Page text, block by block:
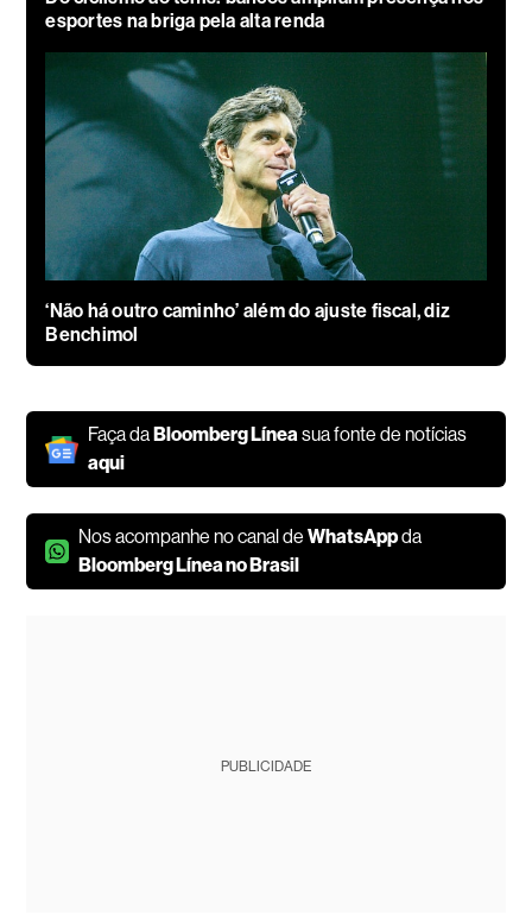
esportes na briga pela alta renda
‘Não há outro caminho’ além do ajuste fiscal, diz
Benchimol
Faça da Bloomberg Líneasua fonte de notícias
aqui
Nos acompanhe no canal deWhatsAppda
Bloomberg Línea no Brasil
PUBLICIDADE